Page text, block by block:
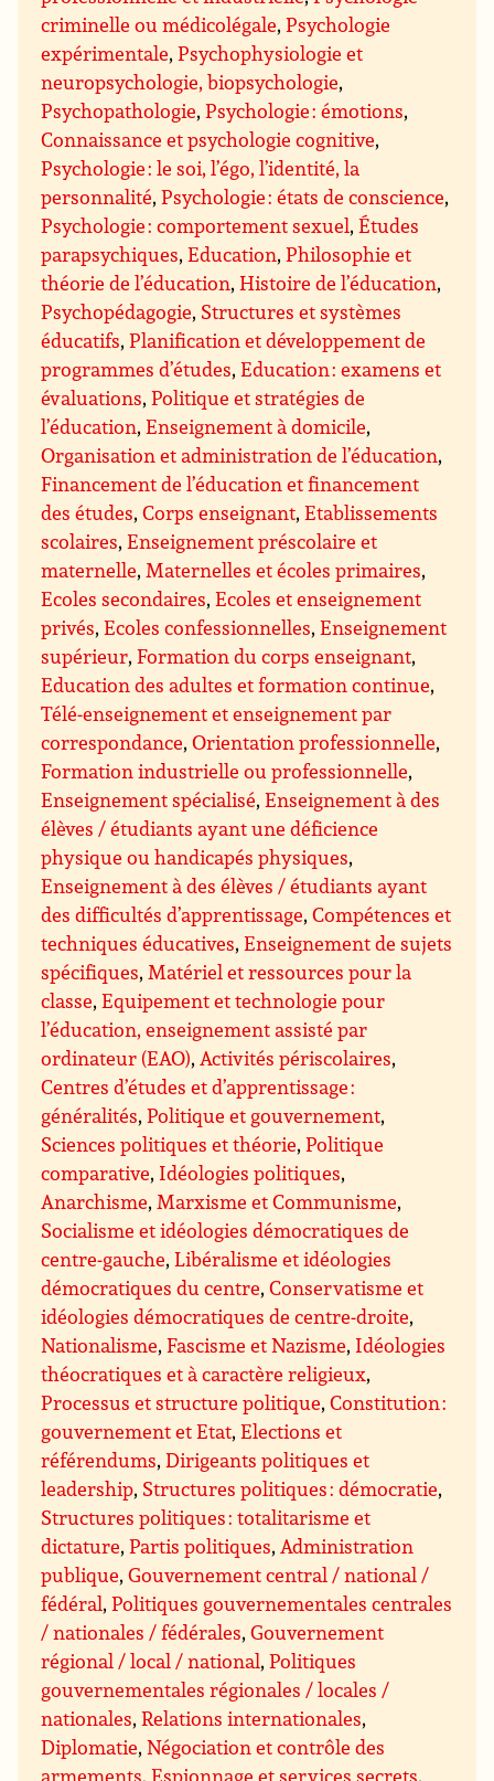
criminelle ou médicolégale,Psychologie
expérimentale,Psychophysiologie et
neuropsychologie, biopsychologie,
Psychopathologie,Psychologie : émotions,
Connaissance et psychologie cognitive,
Psychologie : le soi, l’égo, l’identité, la
personnalité,Psychologie : états de conscience,
Psychologie : comportement sexuel,Études
parapsychiques,Education,Philosophie et
théorie de l’éducation,Histoire de l’éducation,
Psychopédagogie, Structures et systèmes
éducatifs,Planification et développement de
programmes d’études,Education : examens et
évaluations,Politique et stratégies de
l’éducation,Enseignement à domicile,
Organisation et administration de l’éducation,
Financement de l’éducation et financement
des études,Corps enseignant,Etablissements
scolaires,Enseignement préscolaire et
maternelle,Maternelles et écoles primaires,
Ecoles secondaires,Ecoles et enseignement
privés,Ecoles confessionnelles,Enseignement
supérieur,Formation du corps enseignant,
Education des adultes et formation continue,
Télé-enseignement et enseignement par
correspondance,Orientation professionnelle,
Formation industrielle ou professionnelle,
Enseignement spécialisé,Enseignement à des
élèves / étudiants ayant une déficience
physique ou handicapés physiques,
Enseignement à des élèves / étudiants ayant
des difficultés d’apprentissage,Compétences et
techniques éducatives,Enseignement de sujets
spécifiques,Matériel et ressources pour la
classe,Equipement et technologie pour
l’éducation, enseignement assisté par
ordinateur (EAO),Activités périscolaires,
Centres d’études et d’apprentissage :
généralités,Politique et gouvernement,
Sciences politiques et théorie,Politique
comparative, Idéologies politiques,
Anarchisme,Marxisme et Communisme,
Socialisme et idéologies démocratiques de
centre-gauche,Libéralisme et idéologies
démocratiques du centre,Conservatisme et
idéologies démocratiques de centre-droite,
Nationalisme,Fascisme et Nazisme, Idéologies
théocratiques et à caractère religieux,
Processus et structure politique,Constitution :
gouvernement et Etat,Elections et
référendums,Dirigeants politiques et
leadership, Structures politiques : démocratie,
Structures politiques : totalitarisme et
dictature,Partis politiques,Administration
publique,Gouvernement central / national /
fédéral,Politiques gouvernementales centrales
/ nationales / fédérales,Gouvernement
régional / local / national,Politiques
gouvernementales régionales / locales /
nationales,Relations internationales,
Diplomatie,Négociation et contrôle des
armements,Espionnage et services secrets,